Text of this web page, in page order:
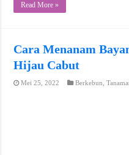
Read More »
Cara Menanam
Hijau Cabut
Mei 25, 2022 Berkebun ,